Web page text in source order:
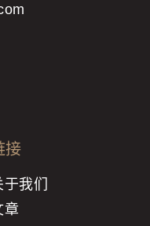
接
于我们
章